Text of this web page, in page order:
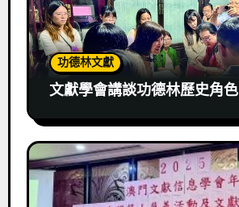
功德林文獻
文獻學會講談功德林歷史角色